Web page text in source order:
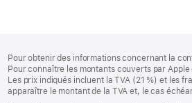
de
page
de
bas
de
Pour obtenir des informations concernant la
Pour connaître les montants couverts par
Les prix indiqués incluent la TVA (21 %) et les
apparaître le montant de la TVA et, le cas